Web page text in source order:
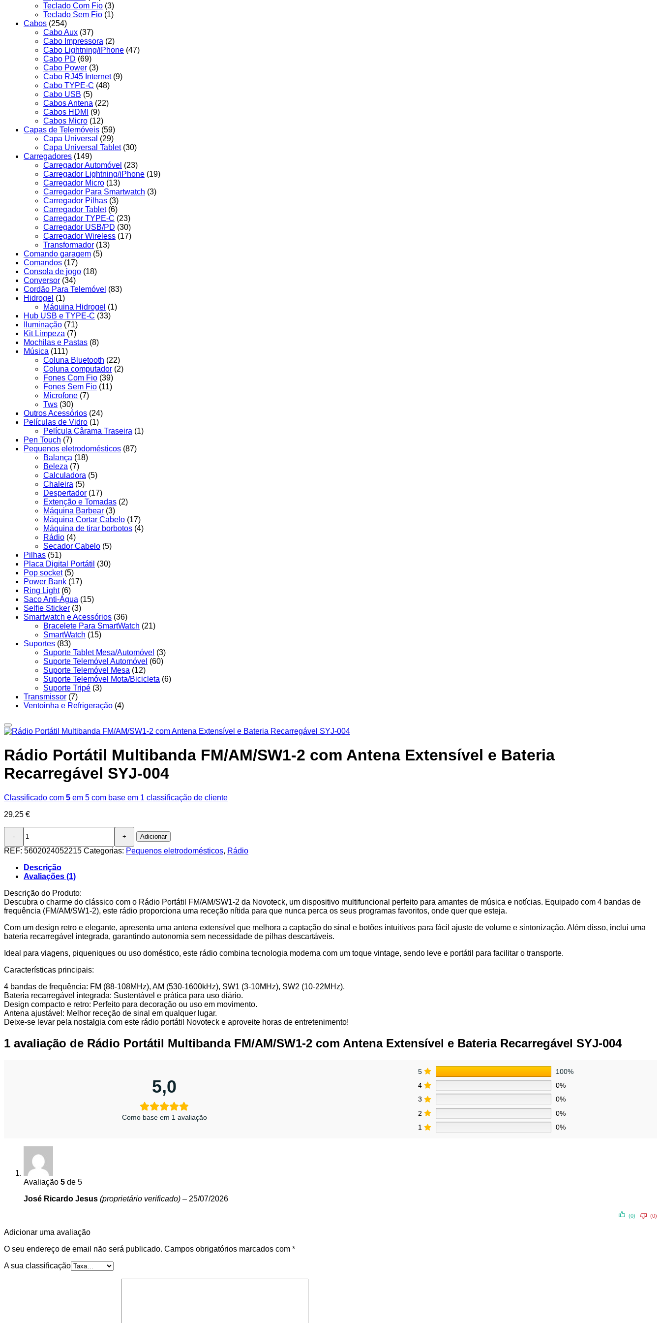
Teclado Com Fio (3)
Teclado Sem Fio (1)
Cabos (254)
Cabo Aux (37)
Cabo Impressora (2)
Cabo Lightning/iPhone (47)
Cabo PD (69)
Cabo Power (3)
Cabo RJ45 Internet (9)
Cabo TYPE-C (48)
Cabo USB (5)
Cabos Antena (22)
Cabos HDMI
(9)
Cabos Micro (12)
Capas de Telemóveis (59)
Capa Universal (29)
Capa Universal Tablet (30)
Carregadores (149)
Carregador Automóvel (23)
Carregador Lightning/iPhone (19)
Carregador Micro (13)
Carregador Para Smartwatch (3)
Carregador Pilhas (3)
Carregador Tablet (6)
Carregador TYPE-C (23)
Carregador USB/PD (30)
Carregador Wireless (17)
Transformador (13)
Comando garagem (5)
Comandos (17)
Consola de jogo (18)
Conversor (34)
Cordão Para Telemóvel (83)
Hidrogel (1)
Máquina Hidrogel (1)
Hub USB e TYPE-C (33)
Iluminação (71)
Kit Limpeza (7)
Mochilas e Pastas (8)
Música (111)
Coluna Bluetooth (22)
Coluna computador (2)
Fones Com Fio (39)
Fones Sem Fio (11)
Microfone (7)
Tws (30)
Outros Acessórios (24)
Películas de Vidro (1)
Película Cârama Traseira (1)
Pen Touch (7)
Pequenos eletrodomésticos (87)
Balança (18)
Beleza (7)
Calculadora (5)
Chaleira (5)
Despertador (17)
Extenção e Tomadas (2)
Máquina Barbear (3)
Máquina Cortar Cabelo (17)
Máquina de tirar borbotos (4)
Rádio (4)
Secador Cabelo (5)
Pilhas (51)
Placa Digital Portátil (30)
Pop socket (5)
Power Bank (17)
Ring Light (6)
Saco Anti-Água (15)
Selfie Sticker (3)
Smartwatch e Acessórios (36)
Bracelete Para SmartWatch (21)
SmartWatch (15)
Suportes (83)
Suporte Tablet Mesa/Automóvel (3)
Suporte Telemóvel Automóvel (60)
Suporte Telemóvel Mesa (12)
Suporte Telemóvel Mota/Bicicleta (6)
Suporte Tripé (3)
Transmissor (7)
Ventoinha e Refrigeração (4)
Rádio Portátil Multibanda FM/AM/SW1-2 com Antena Extensível e Bateria
Recarregável SYJ-004
Classificado com 5 em 5 com base em 1 classificação de cliente
29,25 €
Quantidade
Rádio
Multibanda
FM/AM/SW1-
com
Antena
Extensível
Bateria
Recarregável
004
Adicionar
REF: 5602024052215 Categorias: Pequenos eletrodomésticos, Rádio
Descrição
Avaliações (1)
Descrição do Produto:
Descubra o charme do clássico com o Rádio Portátil FM/AM/SW1-2 da Novoteck, um dispositivo multifuncional perfeito para amantes de música e notícias. Equipado com 4 bandas de
frequência (FM/AM/SW1-2), este rádio proporciona uma receção nítida para que nunca perca os seus programas favoritos, onde quer que esteja.
Com um design retro e elegante, apresenta uma antena extensível que melhora a captação do sinal e botões intuitivos para fácil ajuste de volume e sintonização. Além disso, inclui uma
bateria recarregável integrada, garantindo autonomia sem necessidade de pilhas descartáveis.
Ideal para viagens, piqueniques ou uso doméstico, este rádio combina tecnologia moderna com um toque vintage, sendo leve e portátil para facilitar o transporte.
Características principais:
4 bandas de frequência: FM (88-108MHz), AM (530-1600kHz), SW1 (3-10MHz), SW2 (10-22MHz).
Bateria recarregável integrada: Sustentável e prática para uso diário.
Design compacto e retro: Perfeito para decoração ou uso em movimento.
Antena ajustável: Melhor receção de sinal em qualquer lugar.
Deixe-se levar pela nostalgia com este rádio portátil Novoteck e aproveite horas de entretenimento!
1 avaliação de Rádio Portátil Multibanda FM/AM/SW1-2 com Antena Extensível e Bateria Recarregável SYJ-004
5,0
Como base em 1 avaliação
5
100%
4
0%
3
0%
2
0%
1
0%
Avaliação 5 de 5
José Ricardo Jesus (proprietário verificado) – 25/07/2026
(0) (0)
Adicionar uma avaliação
O seu endereço de email não será publicado. Campos obrigatórios marcados com *
A sua classificação